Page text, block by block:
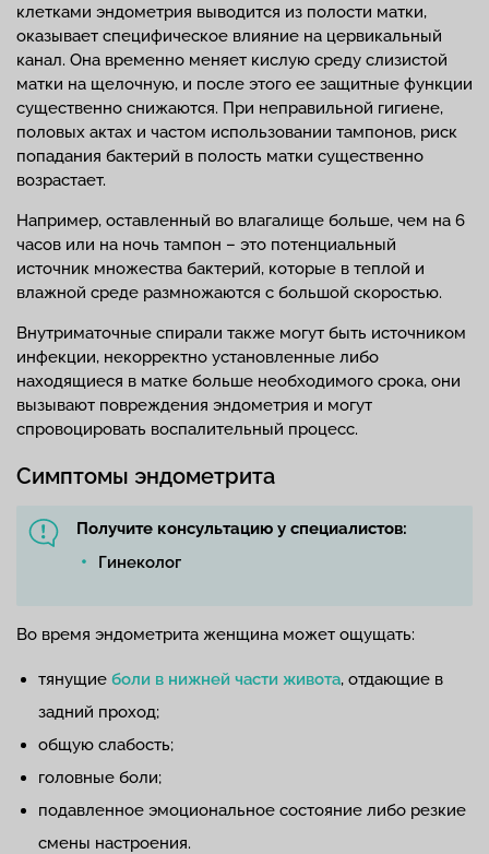
клетками эндометрия выводится из полости матки,
оказывает специфическое влияние на цервикальный
канал. Она временно меняет кислую среду слизистой
матки на щелочную, и после этого ее защитные функции
существенно снижаются. При неправильной гигиене,
половых актах и частом использовании тампонов, риск
попадания бактерий в полость матки существенно
возрастает.
Например, оставленный во влагалище больше, чем на 6
часов или на ночь тампон – это потенциальный
источник множества бактерий, которые в теплой и
влажной среде размножаются с большой скоростью.
Внутриматочные спирали также могут быть источником
инфекции, некорректно установленные либо
находящиеся в матке больше необходимого срока, они
вызывают повреждения эндометрия и могут
спровоцировать воспалительный процесс.
Симптомы эндометрита
Получите консультацию у специалистов:
Гинеколог
Во время эндометрита женщина может ощущать:
тянущие боли в нижней части живота, отдающие в
задний проход;
общую слабость;
головные боли;
подавленное эмоциональное состояние либо резкие
смены настроения.